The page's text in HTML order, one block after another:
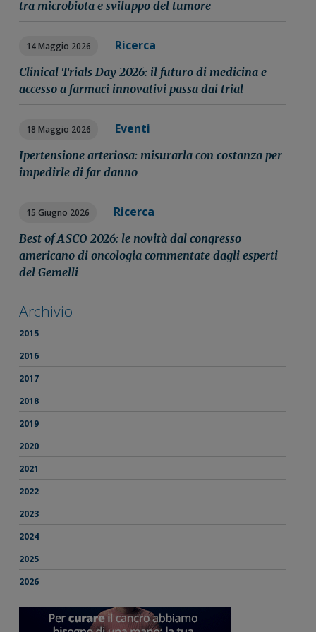
tra microbiota e sviluppo del tumore
14 Maggio 2026 Ricerca
Clinical Trials Day 2026: il futuro di medicina e
accesso a farmaci innovativi passa dai trial
18 Maggio 2026 Eventi
Ipertensione arteriosa: misurarla con costanza per
impedirle di far danno
15 Giugno 2026 Ricerca
Best of ASCO 2026: le novità dal congresso
americano di oncologia commentate dagli esperti
del Gemelli
Archivio
2015
2016
2017
2018
2019
2020
2021
2022
2023
2024
2025
2026